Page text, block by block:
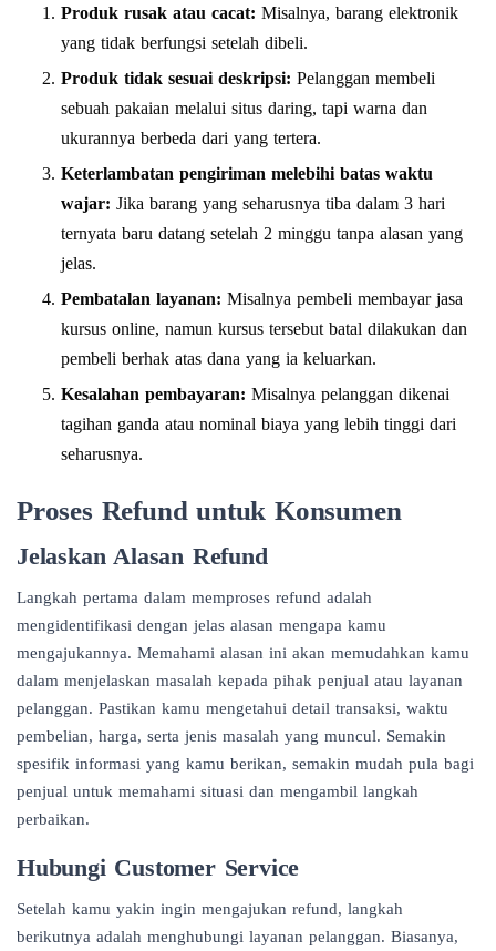
Produk rusak atau cacat: Misalnya, barang elektronik
yang tidak berfungsi setelah dibeli.
Produk tidak sesuai deskripsi: Pelanggan membeli
sebuah pakaian melalui situs daring, tapi warna dan
ukurannya berbeda dari yang tertera.
Keterlambatan pengiriman melebihi batas waktu
wajar: Jika barang yang seharusnya tiba dalam 3 hari
ternyata baru datang setelah 2 minggu tanpa alasan yang
jelas.
Pembatalan layanan: Misalnya pembeli membayar jasa
kursus online, namun kursus tersebut batal dilakukan dan
pembeli berhak atas dana yang ia keluarkan.
Kesalahan pembayaran: Misalnya pelanggan dikenai
tagihan ganda atau nominal biaya yang lebih tinggi dari
seharusnya.
Proses Refund untuk Konsumen
Jelaskan Alasan Refund
Langkah pertama dalam memproses refund adalah
mengidentifikasi dengan jelas alasan mengapa kamu
mengajukannya. Memahami alasan ini akan memudahkan kamu
dalam menjelaskan masalah kepada pihak penjual atau layanan
pelanggan. Pastikan kamu mengetahui detail transaksi, waktu
pembelian, harga, serta jenis masalah yang muncul. Semakin
spesifik informasi yang kamu berikan, semakin mudah pula bagi
penjual untuk memahami situasi dan mengambil langkah
perbaikan.
Hubungi Customer Service
Setelah kamu yakin ingin mengajukan refund, langkah
berikutnya adalah menghubungi layanan pelanggan. Biasanya,